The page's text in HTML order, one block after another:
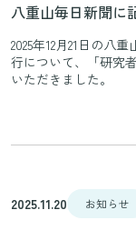
八重山毎日新聞に
2025年12月21日の八
行について、「研究
いただきました。
2025.11.20 お知らせ